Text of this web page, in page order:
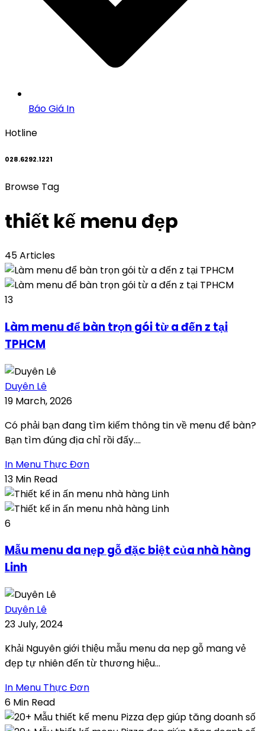
Báo Giá In
Hotline
028.6292.1221
Browse Tag
thiết kế menu đẹp
45 Articles
13
Làm menu để bàn trọn gói từ a đến z tại
TPHCM
Duyên Lê
19 March, 2026
Có phải bạn đang tìm kiếm thông tin về menu để bàn?
Bạn tìm đúng địa chỉ rồi đấy....
In Menu Thực Đơn
13 Min Read
6
Mẫu menu da nẹp gỗ đặc biệt của nhà hàng
Linh
Duyên Lê
23 July, 2024
Khải Nguyên giới thiệu mẫu menu da nẹp gỗ mang vẻ
đẹp tự nhiên đến từ thương hiệu...
In Menu Thực Đơn
6 Min Read